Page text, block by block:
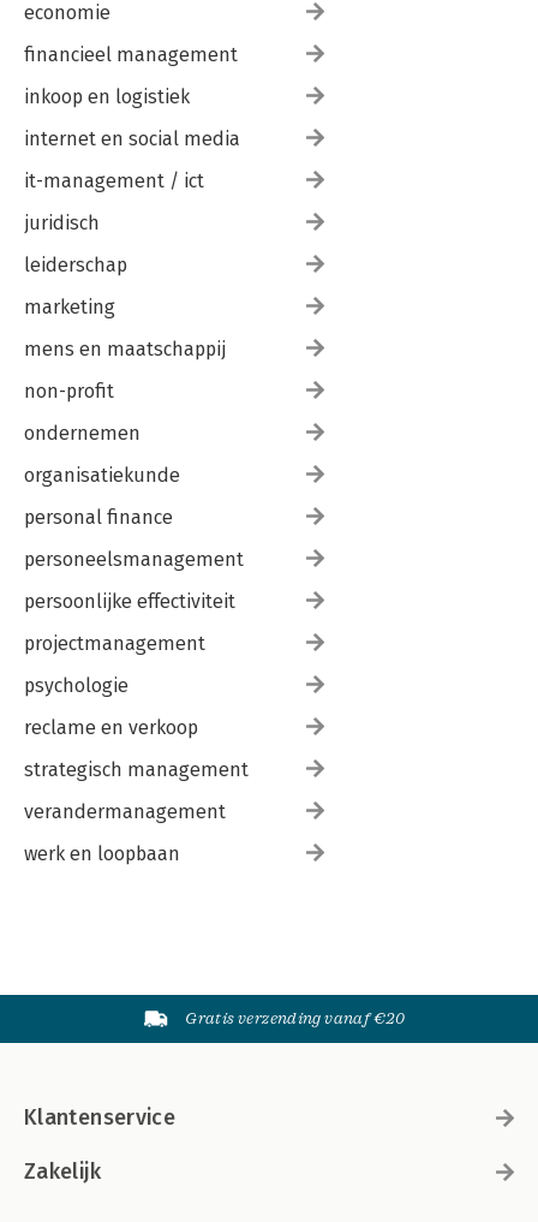
economie
financieel management
inkoop en logistiek
internet en social media
it-management / ict
juridisch
leiderschap
marketing
mens en maatschappij
non-profit
ondernemen
organisatiekunde
personal finance
personeelsmanagement
persoonlijke effectiviteit
projectmanagement
psychologie
reclame en verkoop
strategisch management
verandermanagement
werk en loopbaan
Gratis verzending vanaf €20
Klantenservice
Zakelijk